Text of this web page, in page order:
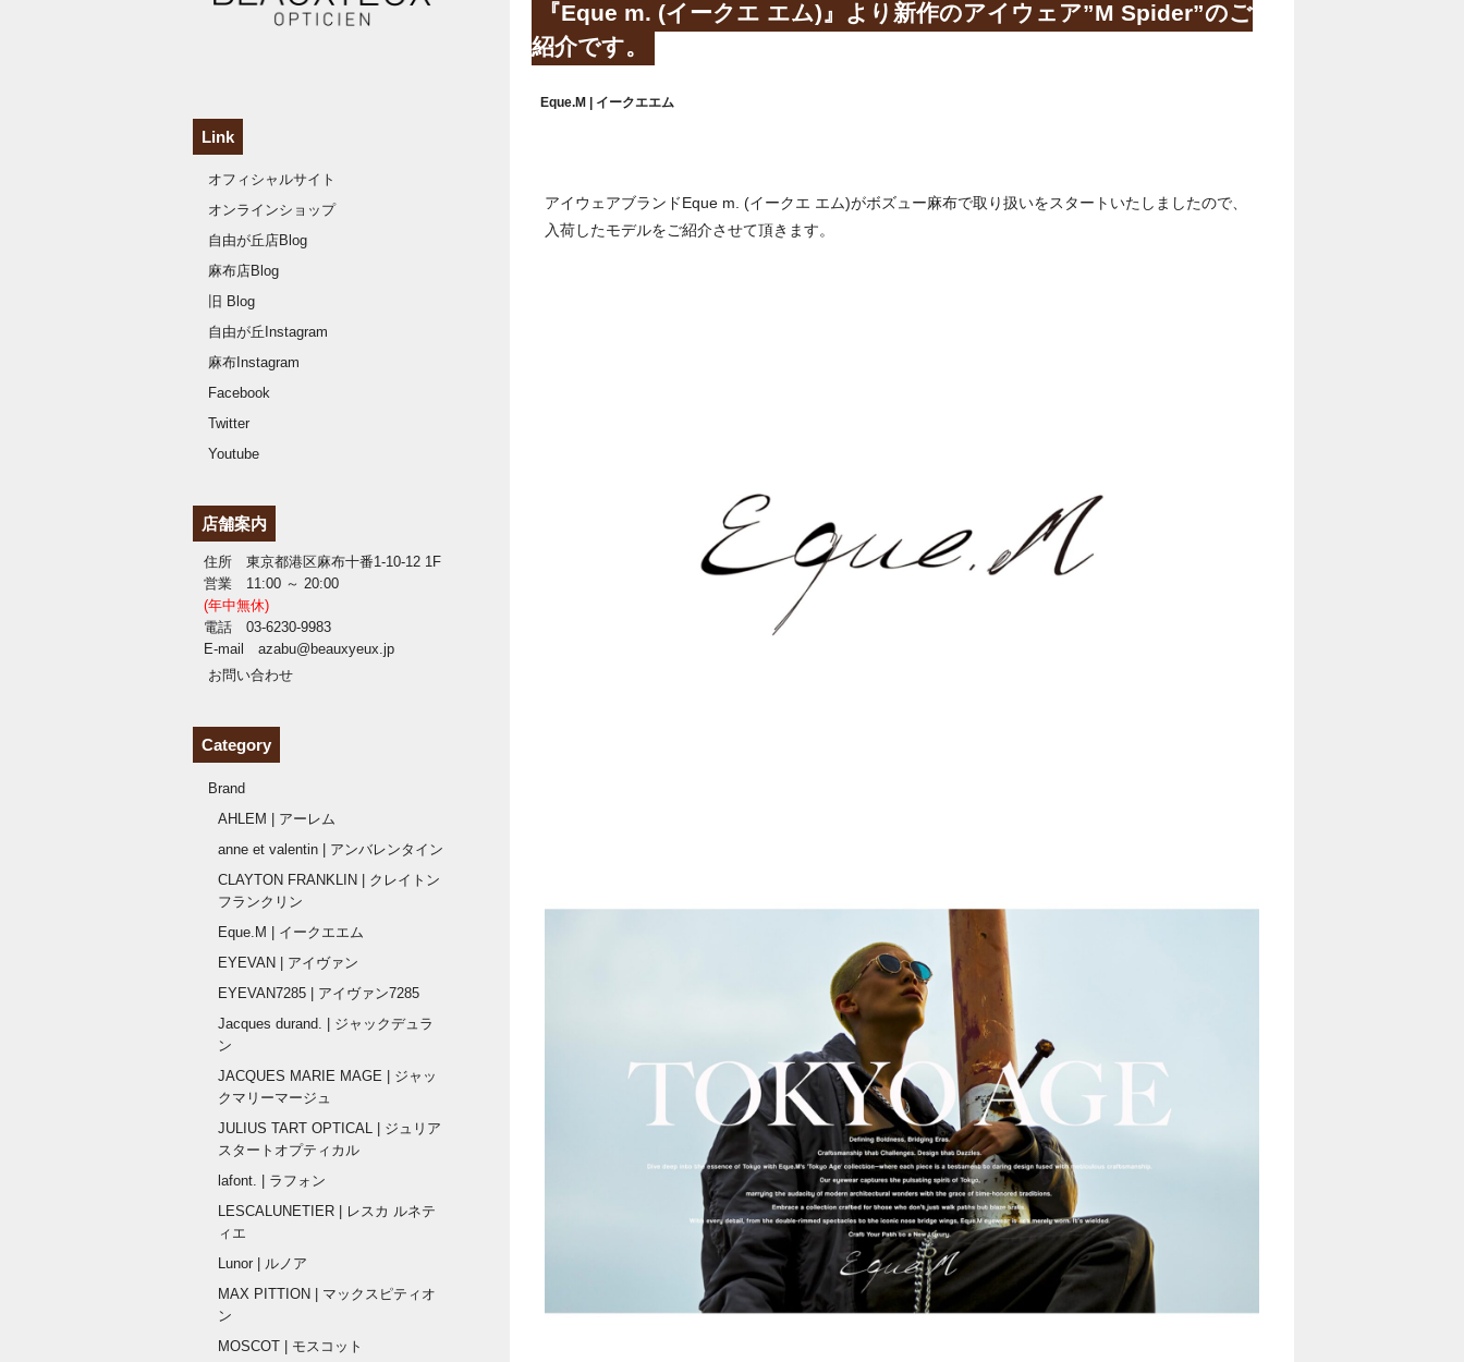
『Eque m. (イークエ エム)』より新作のアイウェア”M Spider”のご
紹介です。
Eque.M | イークエエム
アイウェアブランドEque m. (イークエ エム)がボズュー麻布で取り扱いをスタートいたしましたので、
入荷したモデルをご紹介させて頂きます。
Link
オフィシャルサイト
オンラインショップ
自由が丘店Blog
麻布店Blog
旧 Blog
自由が丘Instagram
麻布Instagram
Facebook
Twitter
Youtube
店舗案内
住所 東京都港区麻布十番1-10-12 1F
営業 11:00 ～ 20:00
(年中無休)
電話 03-6230-9983
E-mail azabu@beauxyeux.jp
お問い合わせ
Category
Brand
AHLEM | アーレム
anne et valentin | アンバレンタイン
CLAYTON FRANKLIN | クレイトン
フランクリン
Eque.M | イークエエム
EYEVAN | アイヴァン
EYEVAN7285 | アイヴァン7285
Jacques durand. | ジャックデュラ
ン
JACQUES MARIE MAGE | ジャッ
クマリーマージュ
JULIUS TART OPTICAL | ジュリア
スタートオプティカル
lafont. | ラフォン
LESCALUNETIER | レスカ ルネテ
ィエ
Lunor | ルノア
MAX PITTION | マックスピティオ
ン
MOSCOT | モスコット